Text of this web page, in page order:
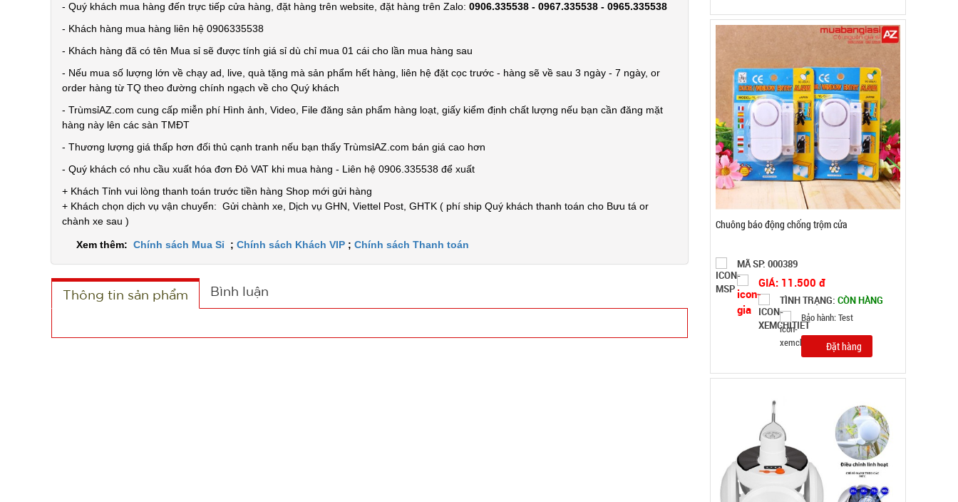
- Quý khách mua hàng đến trực tiếp cửa hàng, đặt hàng trên website, đặt hàng trên Zalo: 0906.335538 - 0967.335538 - 0965.335538
- Khách hàng mua hàng liên hệ 0906335538
- Khách hàng đã có tên Mua sỉ sẽ được tính giá sỉ dù chỉ mua 01 cái cho lần mua hàng sau
- Nếu mua số lượng lớn về chạy ad, live, quà tặng mà sản phẩm hết hàng, liên hệ đặt cọc trước - hàng sẽ về sau 3 ngày - 7 ngày, or
order hàng từ TQ theo đường chính ngạch về cho Quý khách
- TrùmsỉAZ.com cung cấp miễn phí Hình ảnh, Video, File đăng sản phẩm hàng loạt, giấy kiểm định chất lượng nếu bạn cần đăng mặt
hàng này lên các sàn TMĐT
- Thương lượng giá thấp hơn đối thủ cạnh tranh nếu bạn thấy TrùmsỉAZ.com bán giá cao hơn
- Quý khách có nhu cầu xuất hóa đơn Đỏ VAT khi mua hàng - Liên hệ 0906.335538 để xuất
+ Khách Tỉnh vui lòng thanh toán trước tiền hàng Shop mới gửi hàng
+ Khách chọn dịch vụ vận chuyển: Gửi chành xe, Dịch vụ GHN, Viettel Post, GHTK ( phí ship Quý khách thanh toán cho Bưu tá or
chành xe sau )
Xem thêm: Chính sách Mua Sỉ ; Chính sách Khách VIP ; Chính sách Thanh toán
Thông tin sản phẩm Bình luận
GIÁ: 11.500 đ
TÌNH TRẠNG:CÒN HÀNG
Bảo hành: Test
Đặt hàng
Bóng đèn tích điện có Solar mặt trời 4 cánh Mã
GIÁ: 47.000 đ
Bảo hành: Test
Đặt hàng